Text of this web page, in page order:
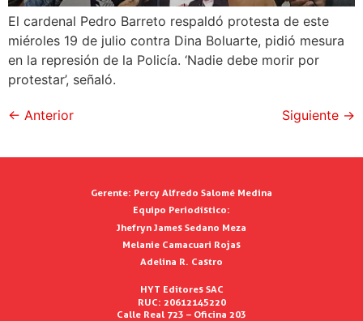
El cardenal Pedro Barreto respaldó protesta de este
miéroles 19 de julio contra Dina Boluarte, pidió mesura
en la represión de la Policía. ‘Nadie debe morir por
protestar’, señaló.
← Anterior Siguiente →
Gerente: Percy Alfredo Salomé Medina
Equipo Periodístico:
Jhefryn James Sedano Meza
Melanie Camacuari Rojas
Adelina R. Castro
HYT Editores SAC
RUC: 20612145220
Calle Real 723 – Oficina 203